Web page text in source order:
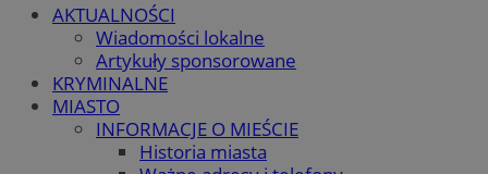
AKTUALNOŚCI
Wiadomości lokalne
Artykuły sponsorowane
KRYMINALNE
MIASTO
INFORMACJE O MIEŚCIE
Historia miasta